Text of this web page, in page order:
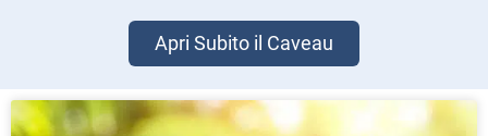
Apri Subito il Caveau